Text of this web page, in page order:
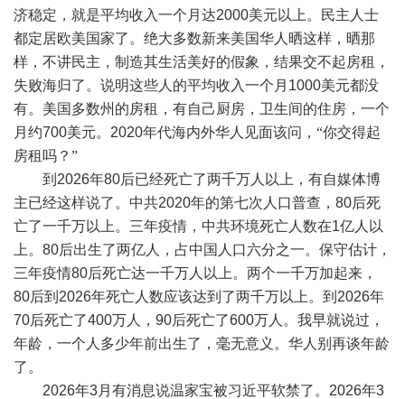
济稳定，就是平均收入一个月达2000美元以上。民主人士
都定居欧美国家了。绝大多数新来美国华人晒这样，晒那
样，不讲民主，制造其生活美好的假象，结果交不起房租，
失败海归了。说明这些人的平均收入一个月 1000美元都没
有。美国多数州的房租，有自己厨房，卫生间的住房，一个
月约700美元。 2020年代海内外华人见面该问，“你交得起
房租吗？”
到 2026年80后已经死亡了两千万人以上，有自媒体博
主已经这样说了。中共2020年的第七次人口普查， 80后死
亡了一千万以上。三年疫情，中共环境死亡人数在1亿人以
上。 80后出生了两亿人，占中国人口六分之一。保守估计，
三年疫情80后死亡达一千万人以上。两个一千万加起来，
80后到 2026年死亡人数应该达到了两千万以上。到 2026年
70后死亡了400万人， 90后死亡了600万人。我早就说过，
年龄，一个人多少年前出生了，毫无意义。华人别再谈年龄
了。
2026年3月有消息说温家宝被习近平软禁了。 2026年3